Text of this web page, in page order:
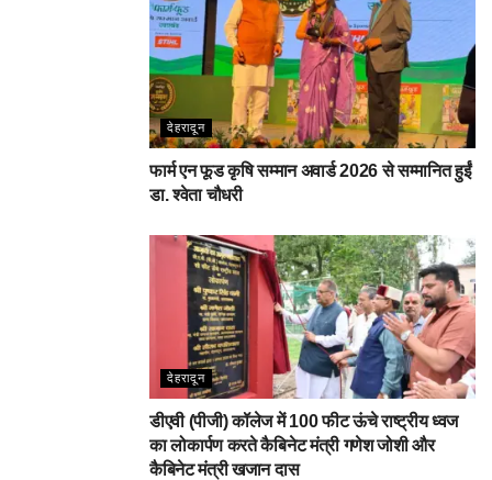
देहरादून
फार्म एन फूड कृषि सम्मान अवार्ड 2026 से सम्मानित हुईं
डा. श्वेता चौधरी
देहरादून
डीएवी (पीजी) कॉलेज में 100 फीट ऊंचे राष्ट्रीय ध्वज
का लोकार्पण करते कैबिनेट मंत्री गणेश जोशी और
कैबिनेट मंत्री खजान दास